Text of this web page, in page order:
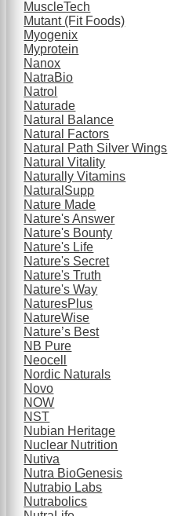
MuscleTech
Mutant (Fit Foods)
Myogenix
Myprotein
Nanox
NatraBio
Natrol
Naturade
Natural Balance
Natural Factors
Natural Path Silver Wings
Natural Vitality
Naturally Vitamins
NaturalSupp
Nature Made
Nature's Answer
Nature's Bounty
Nature's Life
Nature's Secret
Nature's Truth
Nature's Way
NaturesPlus
NatureWise
Nature’s Best
NB Pure
Neocell
Nordic Naturals
Novo
NOW
NST
Nubian Heritage
Nuclear Nutrition
Nutiva
Nutra BioGenesis
Nutrabio Labs
Nutrabolics